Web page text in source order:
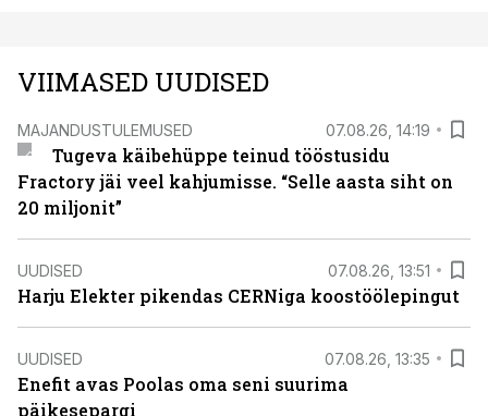
VIIMASED UUDISED
MAJANDUSTULEMUSED 07.08.26, 14:19
Tugeva käibehüppe teinud tööstusidu
Fractory jäi veel kahjumisse. “Selle aasta siht on
20 miljonit”
UUDISED 07.08.26, 13:51
Harju Elekter pikendas CERNiga koostöölepingut
UUDISED 07.08.26, 13:35
Enefit avas Poolas oma seni suurima
päikesepargi